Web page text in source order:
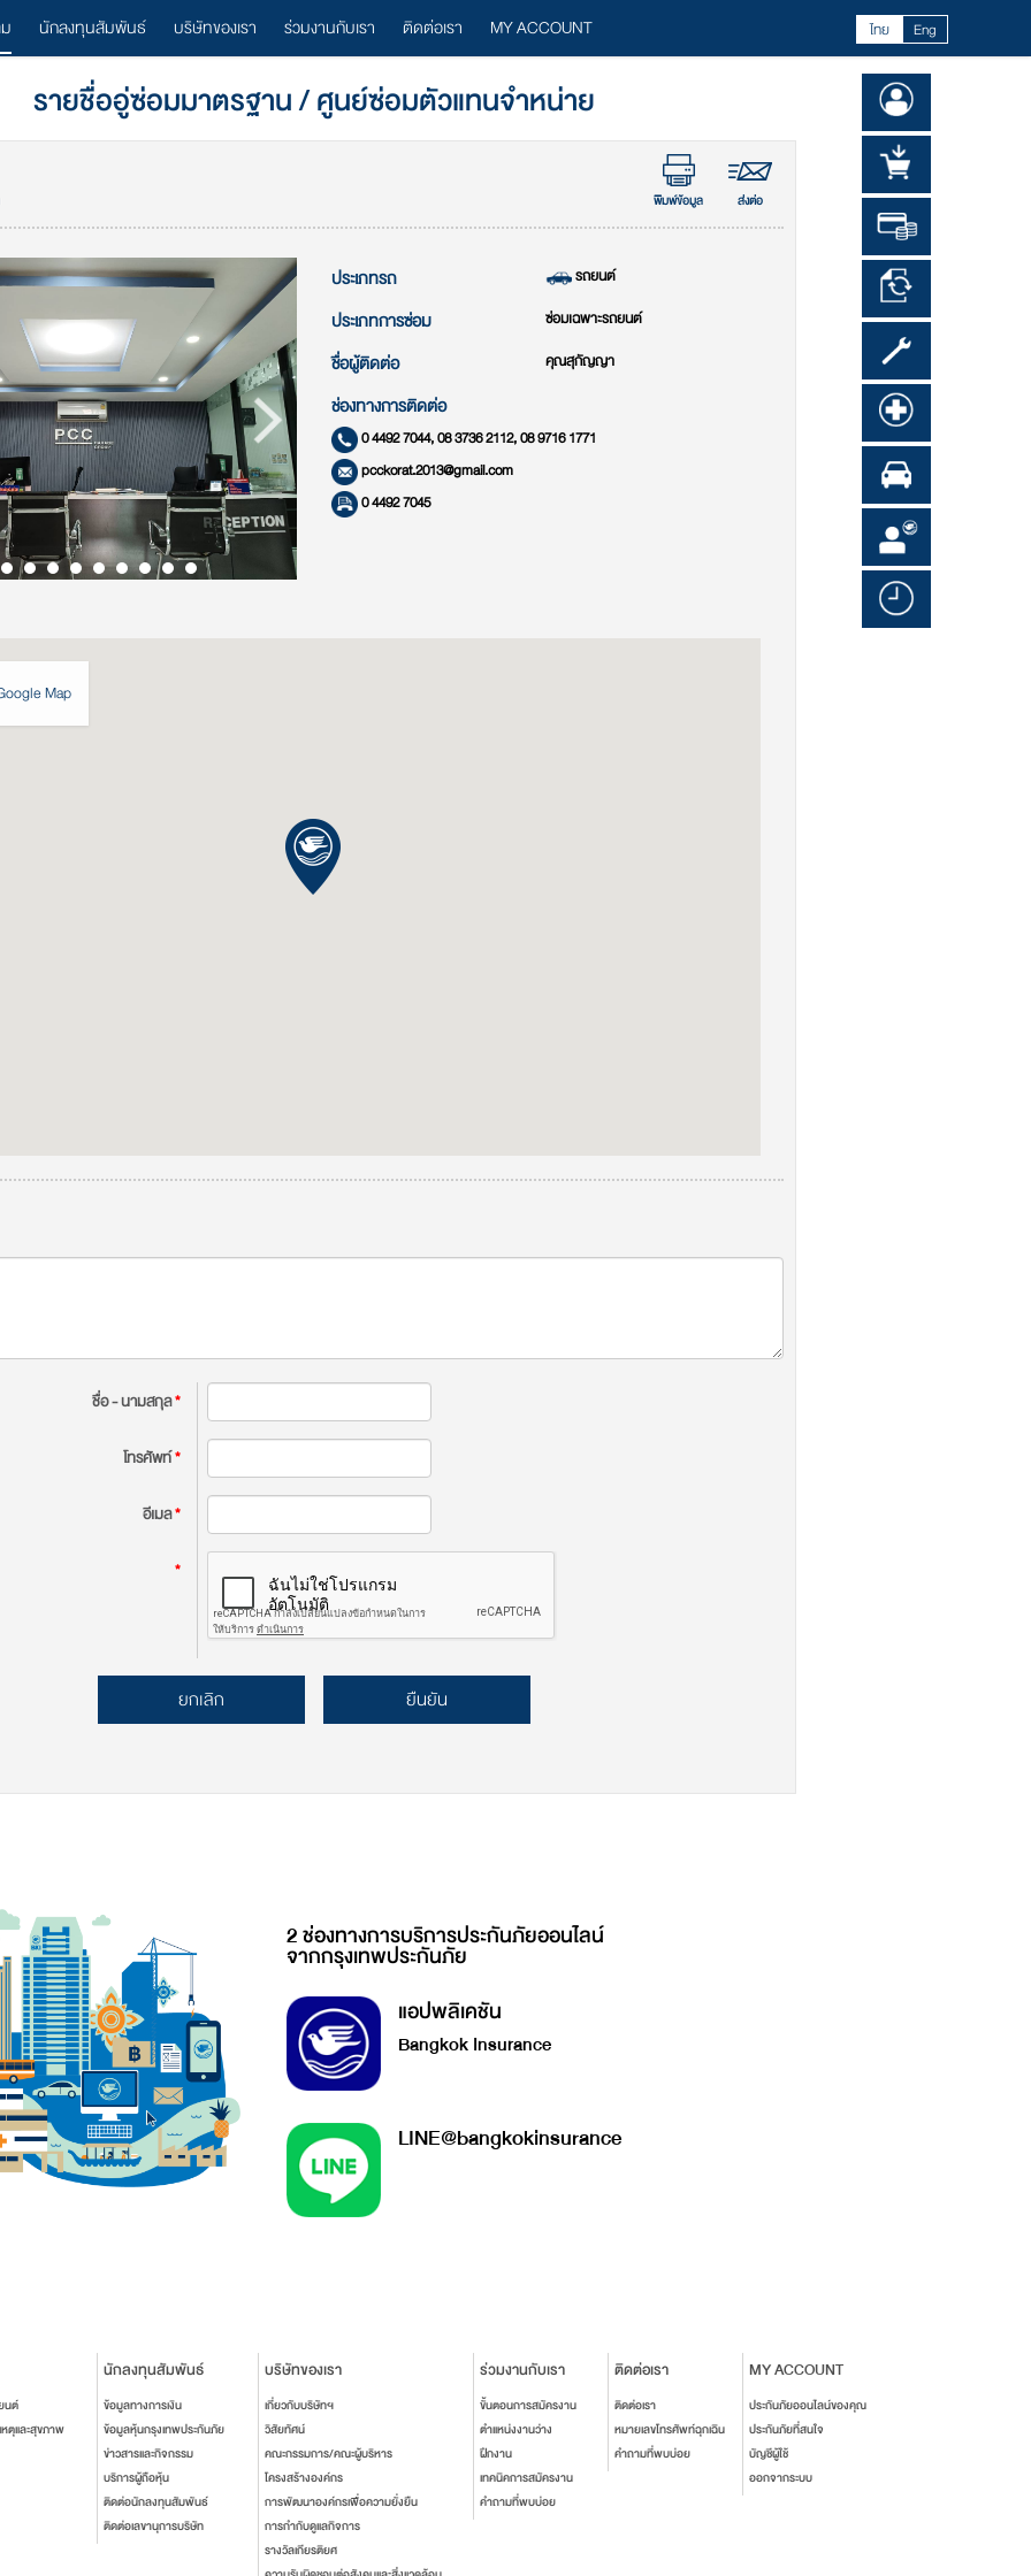
นักลงทุนสัมพันธ์ บริษัทของเรา ร่วมงานกับเรา ติดต่อเรา MY ACCOUNT ไทย Eng
รายชื่ออู่ซ่อมมาตรฐาน / ศูนย์ซ่อมตัวแทนจำหน่าย
พิมพ์ข้อมูล ส่งต่อ
ประเภทรถ รถยนต์
ประเภทการซ่อม ซ่อมเฉพาะรถยนต์
ชื่อผู้ติดต่อ คุณสุกัญญา
ช่องทางการติดต่อ
0 4492 7044, 08 3736 2112, 08 9716 1771
pcckorat.2013@gmail.com
0 4492 7045
Map
ชื่อ - นามสกุล*
โทรศัพท์*
อีเมล*
*
ยกเลิก ยืนยัน
2 ช่องทางการบริการประกันภัยออนไลน์
จากกรุงเทพประกันภัย
แอปพลิเคชัน
Bangkok Insurance
LINE@bangkokinsurance
นต์
ตุและสุขภาพ
นักลงทุนสัมพันธ์
ข้อมูลทางการเงิน
ข้อมูลหุ้นกรุงเทพประกันภัย
ข่าวสารและกิจกรรม
บริการผู้ถือหุ้น
ติดต่อนักลงทุนสัมพันธ์
ติดต่อเลขานุการบริษัท
บริษัทของเรา
เกี่ยวกับบริษัทฯ
วิสัยทัศน์
คณะกรรมการ/คณะผู้บริหาร
โครงสร้างองค์กร
การพัฒนาองค์กรเพื่อความยั่งยืน
การกำกับดูแลกิจการ
รางวัลเกียรติยศ
ร่วมงานกับเรา
ขั้นตอนการสมัครงาน
ตำแหน่งงานว่าง
ฝึกงาน
เทคนิคการสมัครงาน
คำถามที่พบบ่อย
ติดต่อเรา
ติดต่อเรา
หมายเลขโทรศัพท์ฉุกเฉิน
คำถามที่พบบ่อย
MY ACCOUNT
ประกันภัยออนไลน์ของคุณ
ประกันภัยที่สนใจ
บัญชีผู้ใช้
ออกจากระบบ